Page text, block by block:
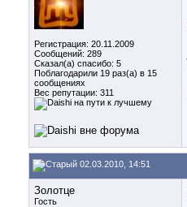
Регистрация: 20.11.2009
Сообщений: 289
Сказал(а) спасибо: 5
Поблагодарили 19 раз(а) в 15
сообщениях
Вес репутации: 311
02.03.2010, 14:51
Золотце
Гость